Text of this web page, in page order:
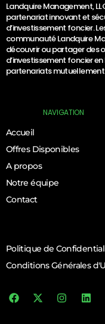
Landquire Management,
partenariat innovant et
d’investissement foncier.
communauté Landquire
découvrir ou partager des
d’investissement foncier
partenariats
NAVIGATION
Accueil
Offres Disponibles
A propos
Notre équipe
Contact
Politique de
Conditions Générales